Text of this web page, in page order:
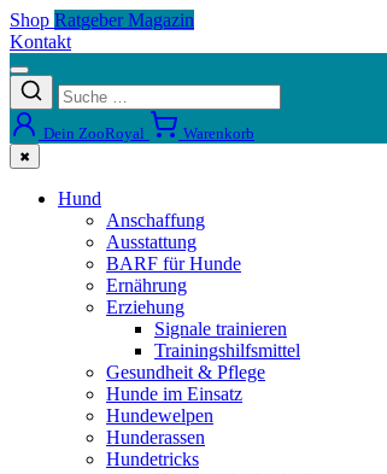
Shop Ratgeber Magazin
Kontakt
Dein ZooRoyal Warenkorb
✖
Hund
Anschaffung
Ausstattung
BARF für Hunde
Ernährung
Erziehung
Signale trainieren
Trainingshilfsmittel
Gesundheit & Pflege
Hunde im Einsatz
Hundewelpen
Hunderassen
Hundetricks